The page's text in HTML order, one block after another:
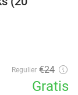
Regulier €24
Gratis